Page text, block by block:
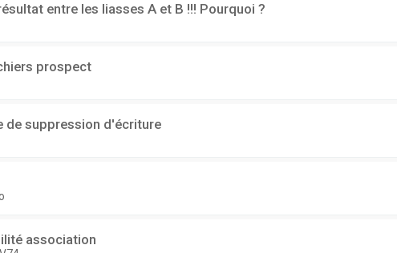
entre les liasses A et B !!! Pourquoi ?
prospect
de suppression d'écriture
association